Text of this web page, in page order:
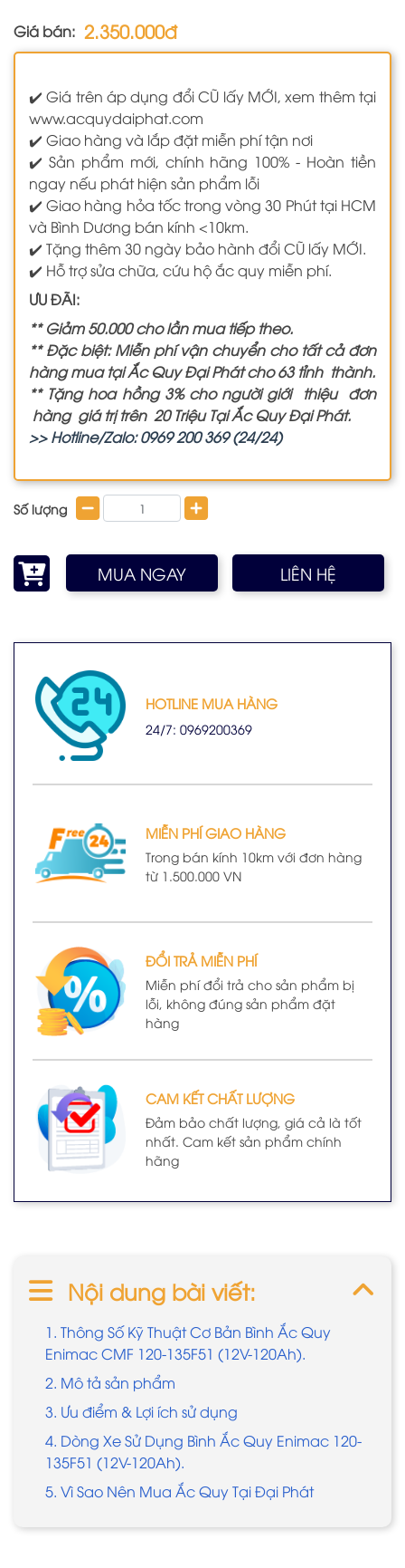
Giá bán: 2.350.000đ
✔️ Giá trên áp dụng đổi CŨ lấy MỚI, xem thêm tại
www.acquydaiphat.com
✔️ Giao hàng và lắp đặt miễn phí tận nơi
✔️ Sản phẩm mới, chính hãng 100% - Hoàn tiền
ngay nếu phát hiện sản phẩm lỗi
✔️ Giao hàng hỏa tốc trong vòng 30 Phút tại HCM
và Bình Dương bán kính <10km.
✔️ Tặng thêm 30 ngày bảo hành đổi CŨ lấy MỚI.
✔️ Hỗ trợ sửa chữa, cứu hộ ắc quy miễn phí.
ƯU ĐÃI:
** Giảm 50.000 cho lần mua tiếp theo.
** Đặc biệt: Miễn phí vận chuyển cho tất cả đơn
hàng mua tại Ắc Quy Đại Phát cho 63 tỉnh thành.
** Tặng hoa hồng 3% cho người giới thiệu đơn
hàng giá trị trên 20 Triệu Tại Ắc Quy Đại Phát.
>> Hotline/Zalo: 0969 200 369 (24/24)
Số lượng
MUA NGAY LIÊN HỆ
HOTLINE MUA HÀNG
24/7: 0969200369
MIỄN PHÍ GIAO HÀNG
Trong bán kính 10km với đơn hàng
từ 1.500.000 VN
ĐỔI TRẢ MIỄN PHÍ
Miễn phí đổi trả cho sản phẩm bị
lỗi, không đúng sản phẩm đặt
hàng
CAM KẾT CHẤT LƯỢNG
Đảm bảo chất lượng, giá cả là tốt
nhất. Cam kết sản phẩm chính
hãng
Nội dung bài viết:
1. Thông Số Kỹ Thuật Cơ Bản Bình Ắc Quy
Enimac CMF 120-135F51 (12V-120Ah).
2. Mô tả sản phẩm
3. Ưu điểm & Lợi ích sử dụng
4. Dòng Xe Sử Dụng Bình Ắc Quy Enimac 120-
135F51 (12V-120Ah).
5. Vì Sao Nên Mua Ắc Quy Tại Đại Phát